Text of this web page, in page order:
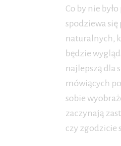
Co by nie
spodziewa
naturalnych,
będzie
najlepszą dla
mówiących
sobie
zaczynają
czy zgodzicie